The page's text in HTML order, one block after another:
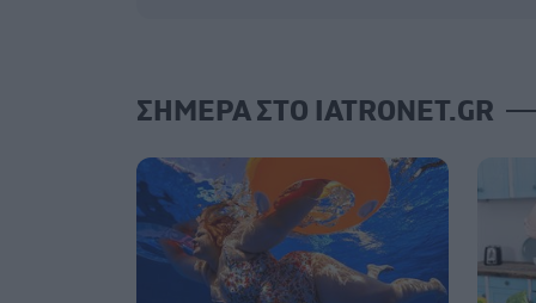
ΣΗΜΕΡΑ ΣΤΟ IATRONET.GR